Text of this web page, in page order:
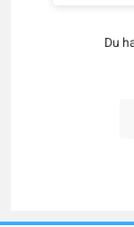
Du